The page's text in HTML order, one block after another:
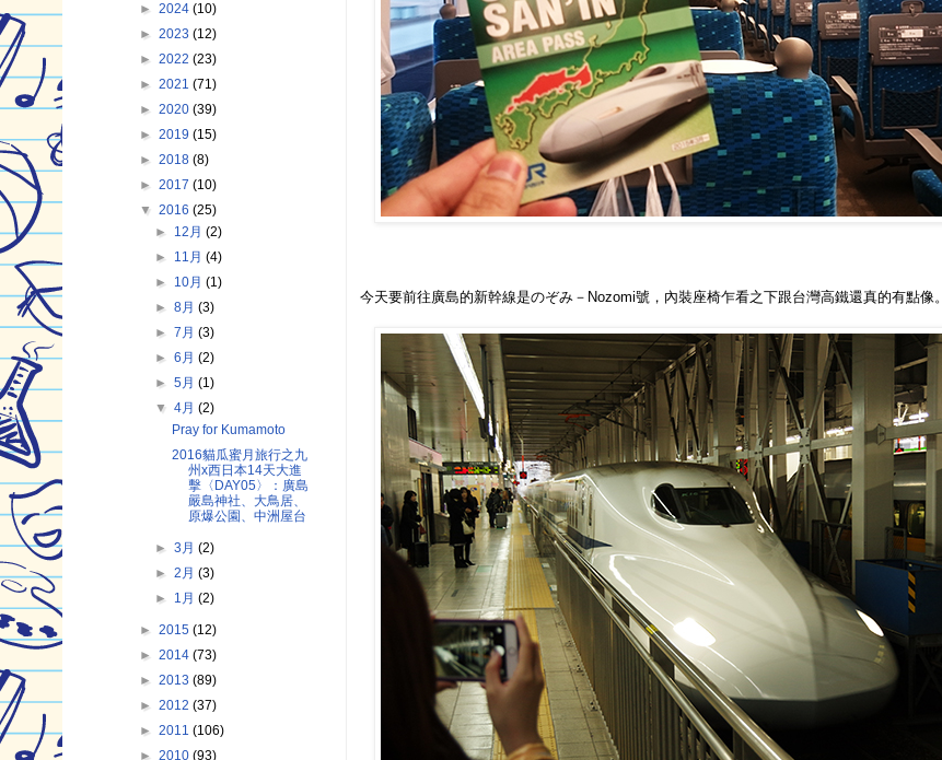
今天要前往廣島的新幹線是のぞみ－Nozomi號，內裝座椅乍看之下跟台灣高鐵還真的有點像。
► 2024 (10)
► 2023 (12)
► 2022 (23)
► 2021 (71)
► 2020 (39)
► 2019 (15)
► 2018 (8)
► 2017 (10)
▼ 2016 (25)
► 12月(2)
► 11月(4)
► 10月(1)
►8月(3)
►7月(3)
►6月(2)
►5月(1)
▼4月(2)
Pray for Kumamoto
2016貓瓜蜜月旅行之九
州x西日本14天大進
擊〈DAY05〉：廣島
嚴島神社、大鳥居、
原爆公園、中洲屋台
►3月(2)
►2月(3)
► 1月(2)
► 2015 (12)
► 2014 (73)
► 2013 (89)
► 2012 (37)
► 2011 (106)
► 2010 (93)